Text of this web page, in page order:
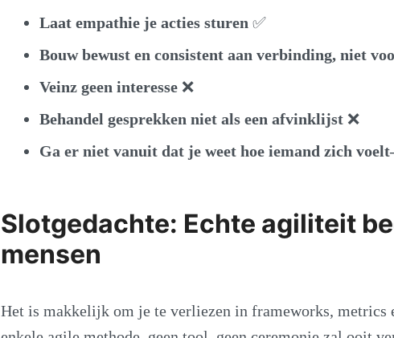
Laat empathie je acties sturen ✅
Bouw bewust en consistent aan verbinding, niet
Veinz geen interesse ❌
Behandel gesprekken niet als een afvinklijst ❌
Ga er niet vanuit dat je weet hoe iemand zich
Slotgedachte: Echte agiliteit
mensen
Het is makkelijk om je te verliezen in frameworks, metrics